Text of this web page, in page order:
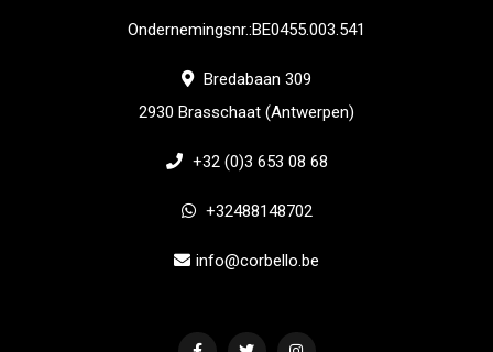
Ondernemingsnr.:BE0455.003.541
Bredabaan 309
2930 Brasschaat (Antwerpen)
+32 (0)3 653 08 68
+32488148702
info@corbello.be